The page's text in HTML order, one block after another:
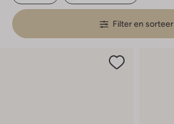
Filter en sorteer